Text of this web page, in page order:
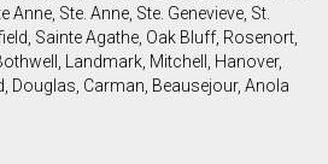
Ste. Anne, Ste. Genevieve, St.
Sainte Agathe, Oak Bluff, Rosenort,
Landmark, Mitchell, Hanover,
Douglas, Carman, Beausejour, Anola